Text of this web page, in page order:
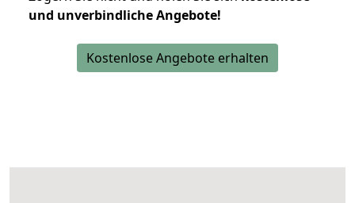
und unverbindliche Angebote!
Kostenlose Angebote erhalten